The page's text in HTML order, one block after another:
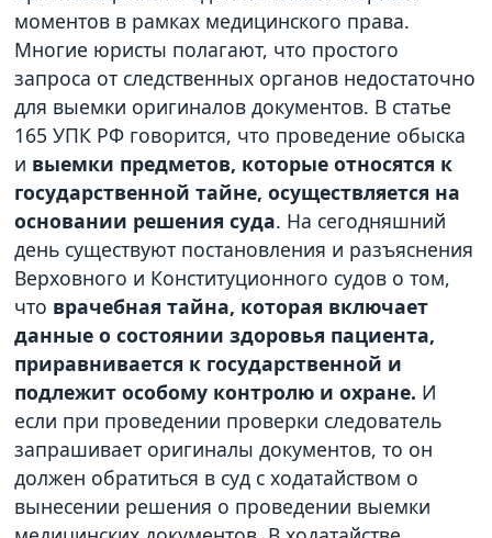
моментов в рамках медицинского права.
Многие юристы полагают, что простого
запроса от следственных органов недостаточно
для выемки оригиналов документов. В статье
165 УПК РФ говорится, что проведение обыска
и выемки предметов, которые относятся к
государственной тайне, осуществляется на
основании решения суда. На сегодняшний
день существуют постановления и разъяснения
Верховного и Конституционного судов о том,
что врачебная тайна, которая включает
данные о состоянии здоровья пациента,
приравнивается к государственной и
подлежит особому контролю и охране. И
если при проведении проверки следователь
запрашивает оригиналы документов, то он
должен обратиться в суд с ходатайством о
вынесении решения о проведении выемки